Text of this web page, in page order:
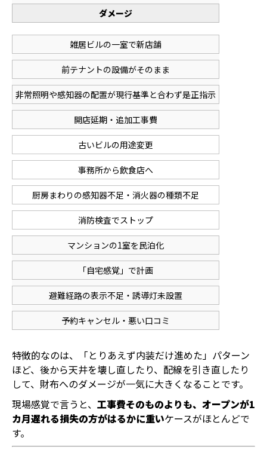
ダメージ
雑居ビルの一室で新店舗
前テナントの設備がそのまま
非常照明や感知器の配置が現行基準と合わず是正指示
開店延期・追加工事費
古いビルの用途変更
事務所から飲食店へ
厨房まわりの感知器不足・消火器の種類不足
消防検査でストップ
マンションの1室を民泊化
「自宅感覚」で計画
避難経路の表示不足・誘導灯未設置
予約キャンセル・悪い口コミ
特徴的なのは、「とりあえず内装だけ進めた」パターン
ほど、後から天井を壊し直したり、配線を引き直したり
して、財布へのダメージが一気に大きくなることです。
現場感覚で言うと、 工事費そのものよりも、オープンが1
カ月遅れる損失の方がはるかに重いケースがほとんどで
す。